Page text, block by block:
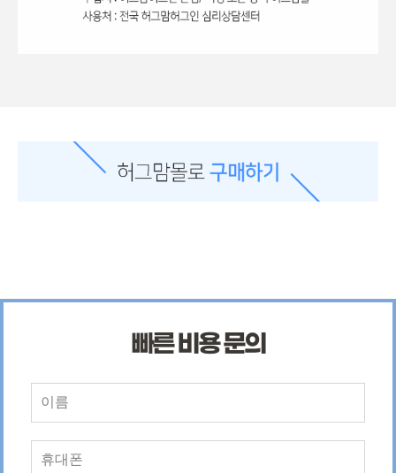
빠른 비용 문의